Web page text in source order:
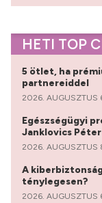
HETI TOP
5 ötlet, ha
partnereiddel
2026. AUGUSZTUS
Egészségügyi
Janklovics
2026. AUGUSZTUS
A
ténylegesen?
2026. AUGUSZTUS